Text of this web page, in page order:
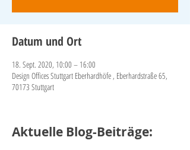
Datum und Ort
18. Sept. 2020, 10:00 – 16:00
Design Offices Stuttgart Eberhardhöfe , Eberhardstraße 65,
70173 Stuttgart
Aktuelle Blog-Beiträge: